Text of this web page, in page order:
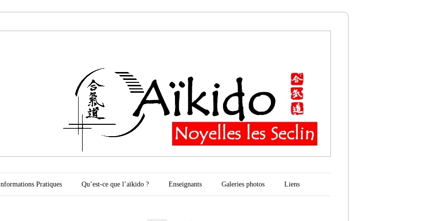
Pratiques Qu’est-ce que l’aïkido ? Enseignants Galeries photos Liens